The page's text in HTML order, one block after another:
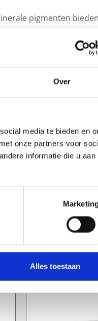
Over
media te bieden en
onze partners voor
informatie die u aan
Alles toestaan
pigmenten
verschilt uw kalkverf
machines.